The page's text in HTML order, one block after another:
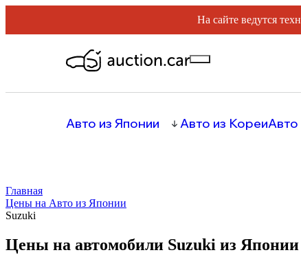
На сайте ведутся
Авто из Японии Авто из КореиАвто
Главная
Цены на Авто из Японии
Suzuki
Цены на автомобили Suzuki из Японии